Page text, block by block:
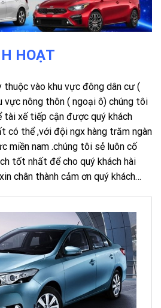
HOẠT
thuộc vào khu vực đông dân cư (
vực nông thôn ( ngoại ô) chúng tôi
tài xế tiếp cận được quý khách
có thể ,với đội ngx hàng trăm ngàn
miền nam .chúng tôi sẻ luôn cố
tốt nhất để cho quý khách hài
chân thành cảm ơn quý khách…